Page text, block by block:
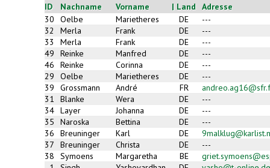
ID
Nachname
Vorname
| Land Adresse
30
Oelbe Marietheres DE
---
32
Merla Frank DE
---
33
Merla Frank DE
---
49
Reinke Manfred DE
---
46
Reinke Corinna DE
---
29
Oelbe Marietheres DE
---
39
Grossmann André FR
31
Blanke Wera DE
---
34 Layer Johanna DE
---
35
Naroska Bettina DE
---
36
Breuninger Karl DE
37
Breuninger Christa DE
---
38
Symoens Margaretha BE